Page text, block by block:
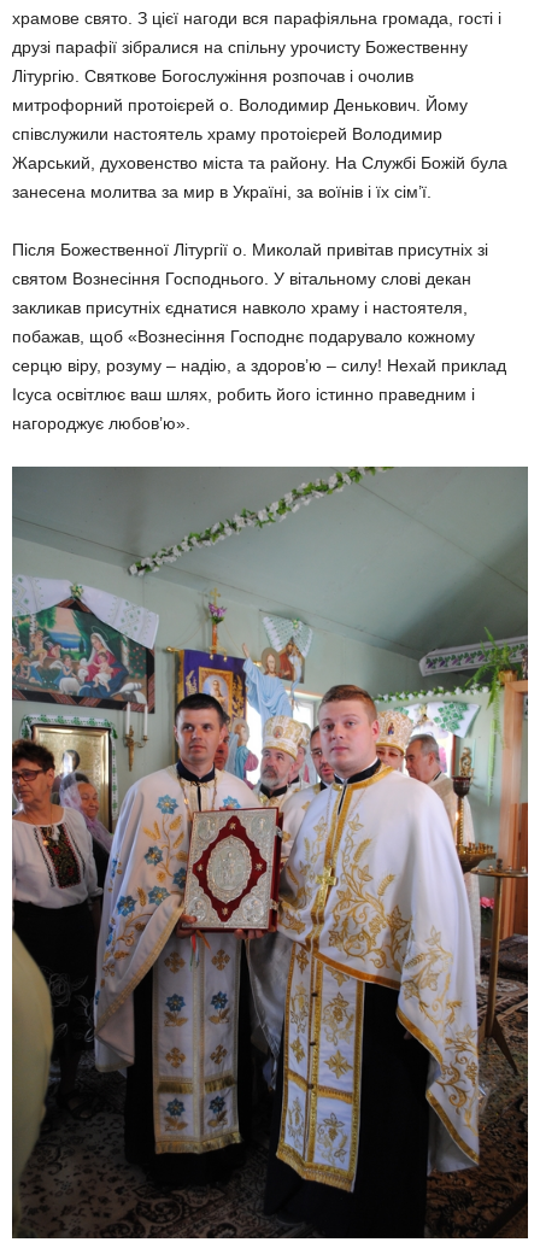
храмове свято. З цієї нагоди вся парафіяльна громада, гості і
друзі парафії зібралися на спільну урочисту Божественну
Літургію. Святкове Богослужіння розпочав і очолив
митрофорний протоієрей о. Володимир Денькович. Йому
співслужили настоятель храму протоієрей Володимир
Жарський, духовенство міста та району. На Службі Божій була
занесена молитва за мир в Україні, за воїнів і їх сім’ї.
Після Божественної Літургії о. Миколай привітав присутніх зі
святом Вознесіння Господнього. У вітальному слові декан
закликав присутніх єднатися навколо храму і настоятеля,
побажав, щоб «Вознесіння Господнє подарувало кожному
серцю віру, розуму – надію, а здоров’ю – силу! Нехай приклад
Ісуса освітлює ваш шлях, робить його істинно праведним і
нагороджує любов’ю».